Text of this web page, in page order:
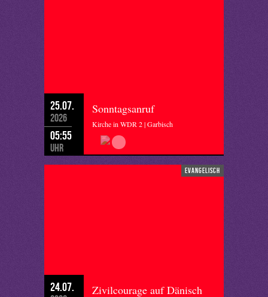
25.07.
2026
05:55
Uhr
Sonntagsanruf
Kirche in WDR 2 | Garbisch
evangelisch
24.07. Zivilcourage auf Dänisch